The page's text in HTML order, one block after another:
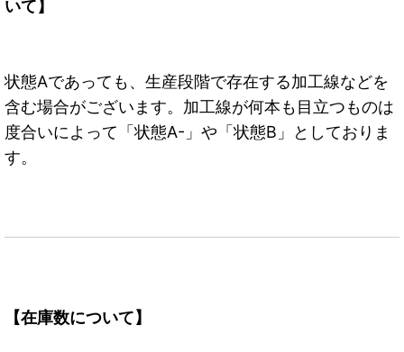
いて】
状態Aであっても、生産段階で存在する加工線などを
含む場合がございます。加工線が何本も目立つものは
度合いによって「状態A-」や「状態B」としておりま
す。
【在庫数について】